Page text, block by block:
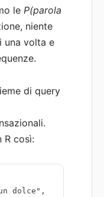
le P(parola
niente
una volta e
di query
R così: